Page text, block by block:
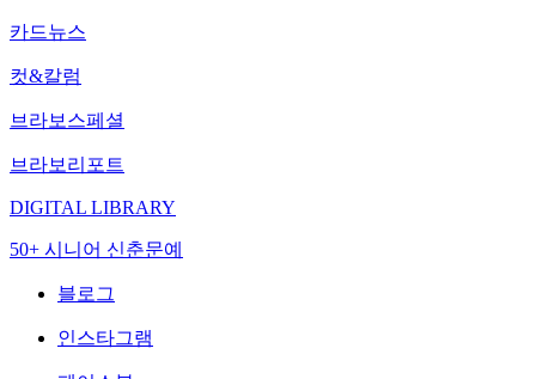
카드뉴스
컷&칼럼
브라보스페셜
브라보리포트
DIGITAL LIBRARY
50+ 시니어 신춘문예
블로그
인스타그램